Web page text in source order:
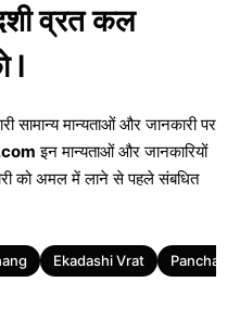
व्रत कल
l
सामान्य मान्यताओं और जानकारी पर
इन मान्यताओं और जानकारियों
को अमल में लाने से पहले संबधित
Ekadashi Vrat Panchang